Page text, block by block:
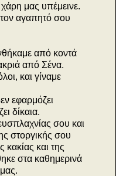
μας υπέμεινε.
αγαπητό σου
από κοντά
από Σένα.
και γίναμε
εφαρμόζει
δίκαια.
σου και
στοργικής σου
κακίας και της
στα καθημερινά